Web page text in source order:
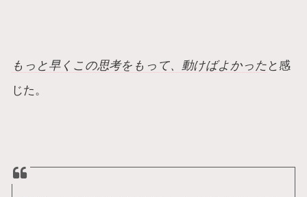
もっと早くこの思考をもって、動けばよかった と感
じた。